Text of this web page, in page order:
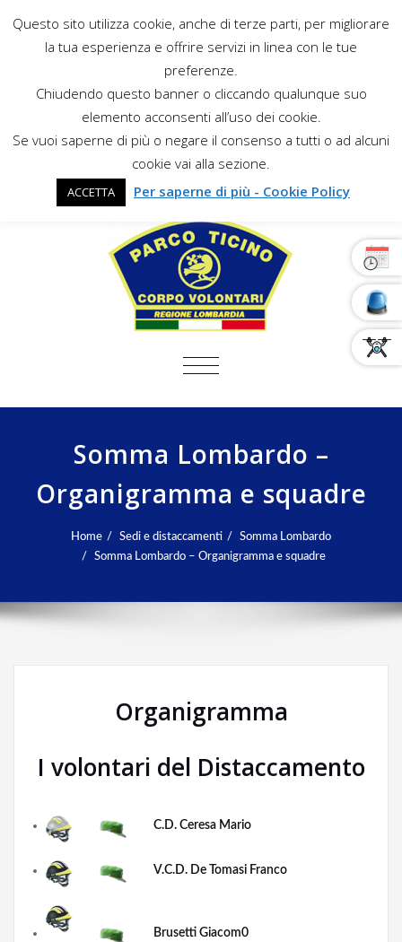
COMMUTA NAVIGAZIONE
Somma Lombardo –
Organigramma e squadre
Home Sedi e distaccamenti
Somma Lombardo
Somma Lombardo – Organigramma e squadre
Organigramma
I volontari del Distaccamento
C.D. Ceresa Mario
V.C.D. De Tomasi Franco
Brusetti Giacom0
Questo sito utilizza cookie, anche di terze parti, per migliorare
la tua esperienza e offrire servizi in linea con le tue
preferenze.
Chiudendo questo banner o cliccando qualunque suo
elemento acconsenti all’uso dei cookie.
Se vuoi saperne di più o negare il consenso a tutti o ad alcuni
cookie vai alla sezione.
ACCETTA Per saperne di più - Cookie Policy